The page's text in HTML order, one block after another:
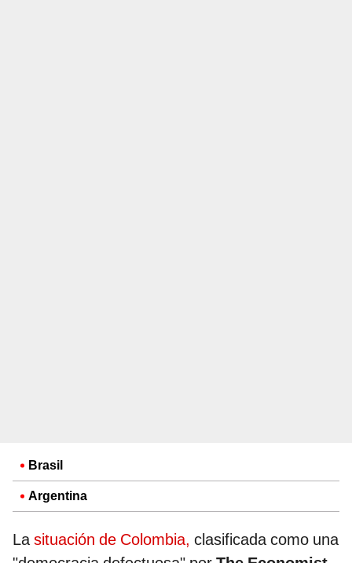
Brasil
Argentina
La situación de Colombia, clasificada como una